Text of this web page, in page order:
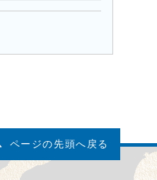
ページの先頭へ戻る